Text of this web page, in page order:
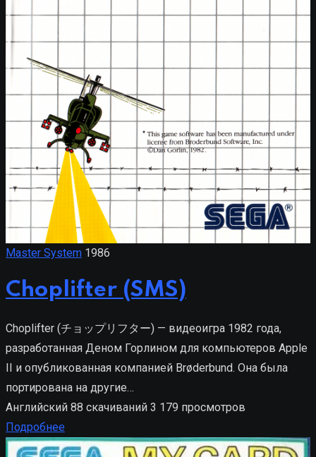
Master System 1986
Choplifter (SMS)
Choplifter (チョップリフター) — видеоигра 1982 года,
разработанная Деном Горлином для компьютеров Apple
II и опубликованная компанией Brøderbund. Она была
портирована на другие…
Английский 88 скачиваний 3 179 просмотров
Подробнее